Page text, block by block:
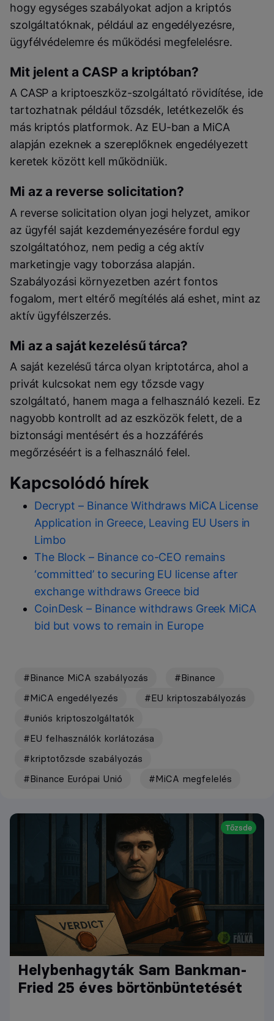
hogy egységes szabályokat adjon a kriptós
szolgáltatóknak, például az engedélyezésre,
ügyfélvédelemre és működési megfelelésre.
Mit jelent a CASP a kriptóban?
A CASP a kriptoeszköz-szolgáltató rövidítése, ide
tartozhatnak például tőzsdék, letétkezelők és
más kriptós platformok. Az EU-ban a MiCA
alapján ezeknek a szereplőknek engedélyezett
keretek között kell működniük.
Mi az a reverse solicitation?
A reverse solicitation olyan jogi helyzet, amikor
az ügyfél saját kezdeményezésére fordul egy
szolgáltatóhoz, nem pedig a cég aktív
marketingje vagy toborzása alapján.
Szabályozási környezetben azért fontos
fogalom, mert eltérő megítélés alá eshet, mint az
aktív ügyfélszerzés.
Mi az a saját kezelésű tárca?
A saját kezelésű tárca olyan kriptotárca, ahol a
privát kulcsokat nem egy tőzsde vagy
szolgáltató, hanem maga a felhasználó kezeli. Ez
nagyobb kontrollt ad az eszközök felett, de a
biztonsági mentésért és a hozzáférés
megőrzéséért is a felhasználó felel.
Kapcsolódó hírek
Decrypt – Binance Withdraws MiCA License
Application in Greece, Leaving EU Users in
Limbo
The Block – Binance co-CEO remains
‘committed’ to securing EU license after
exchange withdraws Greece bid
CoinDesk – Binance withdraws Greek MiCA
bid but vows to remain in Europe
#Binance MiCA szabályozás
#Binance
#MiCA engedélyezés
#EU kriptoszabályozás
#uniós kriptoszolgáltatók
#EU felhasználók korlátozása
#kriptotőzsde szabályozás
#Binance Európai Unió
#MiCA megfelelés
Tőzsde
Helybenhagyták Sam Bankman-
Fried 25 éves börtönbüntetését